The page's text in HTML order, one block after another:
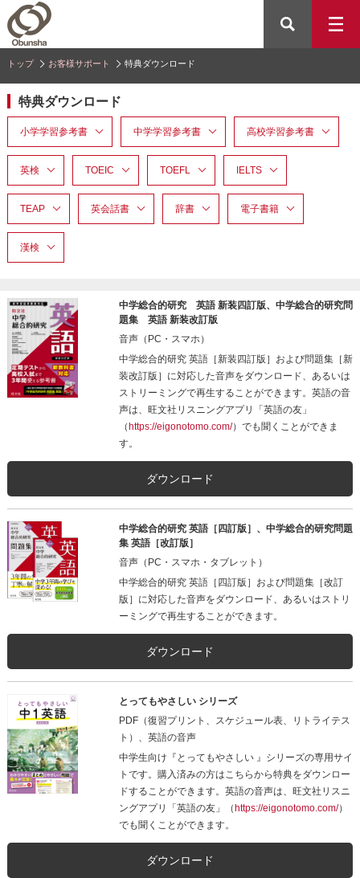
トップ お客様サポート 特典ダウンロード
特典ダウンロード
小学学習参考書 中学学習参考書 高校学習参考書
英検 TOEIC TOEFL IELTS
TEAP 英会話書 辞書 電子書籍
漢検
中学総合的研究 英語 新装四訂版、中学総合的研究問
題集 英語 新装改訂版
音声（PC・スマホ）
中学総合的研究 英語［新装四訂版］および問題集［新
装改訂版］に対応した音声をダウンロード、あるいは
ストリーミングで再生することができます。英語の音
声は、旺文社リスニングアプリ「英語の友」
（https://eigonotomo.com/）でも聞くことができま
す。
ダウンロード
中学総合的研究 英語［四訂版］、中学総合的研究問題
集 英語［改訂版］
音声（PC・スマホ・タブレット）
中学総合的研究 英語［四訂版］および問題集［改訂
版］に対応した音声をダウンロード、あるいはストリ
ーミングで再生することができます。
ダウンロード
とってもやさしい シリーズ
PDF（復習プリント、スケジュール表、リトライテス
ト）、英語の音声
中学生向け『とってもやさしい 』シリーズの専用サイ
トです。購入済みの方はこちらから特典をダウンロー
ドすることができます。英語の音声は、旺文社リスニ
ングアプリ「英語の友」（https://eigonotomo.com/）
でも聞くことができます。
ダウンロード